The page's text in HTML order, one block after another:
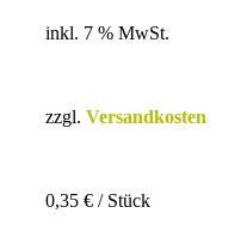
inkl. 7 % MwSt.
zzgl. Versandkosten
0,35 € / Stück